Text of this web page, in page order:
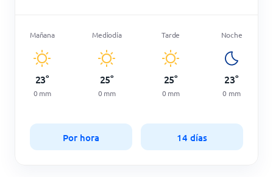
Mañana
23°
0 mm
Mediodía
25°
0 mm
Tarde
25°
0 mm
Noche
23°
0 mm
Por hora 14 días